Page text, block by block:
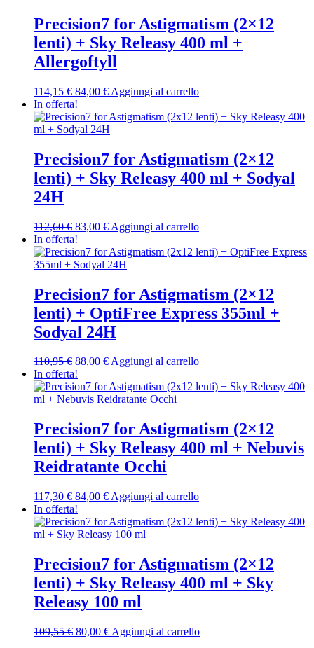
Precision7 for Astigmatism (2×12
lenti) + Sky Releasy 400 ml +
Allergoftyll
114,15€ Il
prezzo
originale
era:
84,00 €Il
attuale
è:
Aggiungi al carrello
In offerta!
Precision7 for Astigmatism (2×12
lenti) + Sky Releasy 400 ml + Sodyal
24H
112,60€ Il
prezzo
originale
era:
83,00 €Il
attuale
è:
Aggiungi al carrello
In offerta!
Precision7 for Astigmatism (2×12
lenti) + OptiFree Express 355ml +
Sodyal 24H
110,95€ Il
prezzo
originale
era:
88,00 €Il
attuale
è:
Aggiungi al carrello
In offerta!
Precision7 for Astigmatism (2×12
lenti) + Sky Releasy 400 ml + Nebuvis
Reidratante Occhi
117,30€ Il
prezzo
originale
era:
84,00 €Il
attuale
è:
Aggiungi al carrello
In offerta!
Precision7 for Astigmatism (2×12
lenti) + Sky Releasy 400 ml + Sky
Releasy 100 ml
109,55€ Il
80,00 €IlAggiungi al carrello